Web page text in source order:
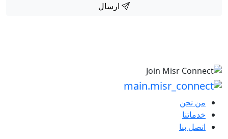
ارسال
من نحن
خدماتنا
اتصل بنا